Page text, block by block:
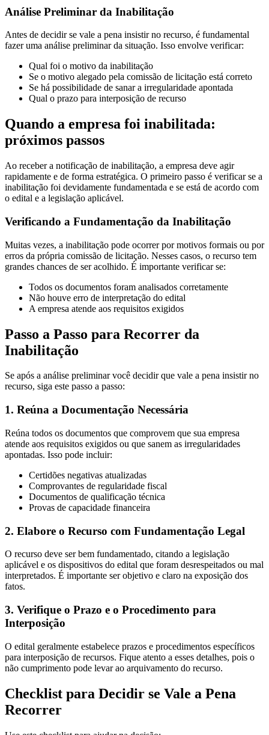
Análise Preliminar da Inabilitação
Antes de decidir se vale a pena insistir no recurso, é fundamental
fazer uma análise preliminar da situação. Isso envolve verificar:
Qual foi o motivo da inabilitação
Se o motivo alegado pela comissão de licitação está correto
Se há possibilidade de sanar a irregularidade apontada
Qual o prazo para interposição de recurso
Quando a empresa foi inabilitada:
próximos passos
Ao receber a notificação de inabilitação, a empresa deve agir
rapidamente e de forma estratégica. O primeiro passo é verificar se a
inabilitação foi devidamente fundamentada e se está de acordo com
o edital e a legislação aplicável.
Verificando a Fundamentação da Inabilitação
Muitas vezes, a inabilitação pode ocorrer por motivos formais ou por
erros da própria comissão de licitação. Nesses casos, o recurso tem
grandes chances de ser acolhido. É importante verificar se:
Todos os documentos foram analisados corretamente
Não houve erro de interpretação do edital
A empresa atende aos requisitos exigidos
Passo a Passo para Recorrer da
Inabilitação
Se após a análise preliminar você decidir que vale a pena insistir no
recurso, siga este passo a passo:
1. Reúna a Documentação Necessária
Reúna todos os documentos que comprovem que sua empresa
atende aos requisitos exigidos ou que sanem as irregularidades
apontadas. Isso pode incluir:
Certidões negativas atualizadas
Comprovantes de regularidade fiscal
Documentos de qualificação técnica
Provas de capacidade financeira
2. Elabore o Recurso com Fundamentação Legal
O recurso deve ser bem fundamentado, citando a legislação
aplicável e os dispositivos do edital que foram desrespeitados ou mal
interpretados. É importante ser objetivo e claro na exposição dos
fatos.
3. Verifique o Prazo e o Procedimento para
Interposição
O edital geralmente estabelece prazos e procedimentos específicos
para interposição de recursos. Fique atento a esses detalhes, pois o
não cumprimento pode levar ao arquivamento do recurso.
Checklist para Decidir se Vale a Pena
Recorrer